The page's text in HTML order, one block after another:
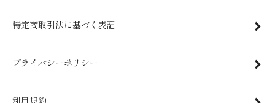
特定商取引法に基づく表記
プライバシーポリシー